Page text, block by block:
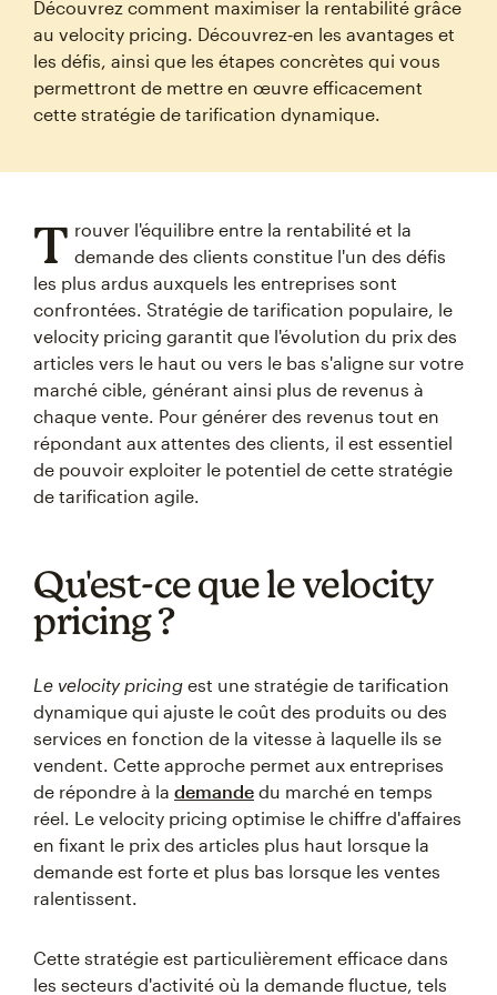
Découvrez comment maximiser la rentabilité grâce
au velocity pricing. Découvrez‑en les avantages et
les défis, ainsi que les étapes concrètes qui vous
permettront de mettre en œuvre efficacement
cette stratégie de tarification dynamique.
T rouver l'équilibre entre la rentabilité et la
demande des clients constitue l'un des défis
les plus ardus auxquels les entreprises sont
confrontées. Stratégie de tarification populaire, le
velocity pricing garantit que l'évolution du prix des
articles vers le haut ou vers le bas s'aligne sur votre
marché cible, générant ainsi plus de revenus à
chaque vente. Pour générer des revenus tout en
répondant aux attentes des clients, il est essentiel
de pouvoir exploiter le potentiel de cette stratégie
de tarification agile.
Qu'est-ce que le velocity
pricing ?
Le velocity pricing est une stratégie de tarification
dynamique qui ajuste le coût des produits ou des
services en fonction de la vitesse à laquelle ils se
vendent. Cette approche permet aux entreprises
de répondre à la demande du marché en temps
réel. Le velocity pricing optimise le chiffre d'affaires
en fixant le prix des articles plus haut lorsque la
demande est forte et plus bas lorsque les ventes
ralentissent.
Cette stratégie est particulièrement efficace dans
les secteurs d'activité où la demande fluctue, tels